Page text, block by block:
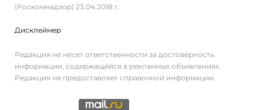
(Роскомнадзор) 23.04.2018 г.
Дисклеймер
Редакция не несет ответственности за достоверность
информации, содержащейся в рекламных объявлениях.
Редакция не предоставляет справочной информации.